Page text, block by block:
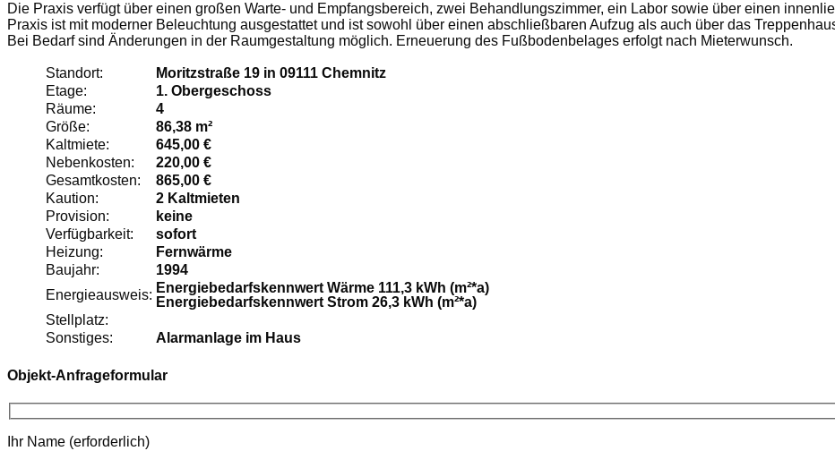
Die Praxis verfügt über einen großen Warte- und Empfangsbereich, zwei Behandlungszimmer, ein Labor sowie über einen
Praxis ist mit moderner Beleuchtung ausgestattet und ist sowohl über einen abschließbaren Aufzug als auch über das
Bei Bedarf sind Änderungen in der Raumgestaltung möglich. Erneuerung des Fußbodenbelages erfolgt nach Mieterwunsch.
Standort:
Moritzstraße 19 in 09111 Chemnitz
Etage:
1. Obergeschoss
Räume:
4
Größe:
86,38 m²
Kaltmiete:
645,00 €
Nebenkosten:
220,00 €
Gesamtkosten:
865,00 €
Kaution:
2 Kaltmieten
Provision:
keine
Verfügbarkeit:
sofort
Heizung:
Fernwärme
Baujahr:
1994
Energieausweis: Energiebedarfskennwert Wärme 111,3 kWh (m²*a)
Energiebedarfskennwert Strom 26,3 kWh (m²*a)
Stellplatz:
Sonstiges:
Alarmanlage im Haus
Objekt-Anfrageformular
Ihr Name (erforderlich)